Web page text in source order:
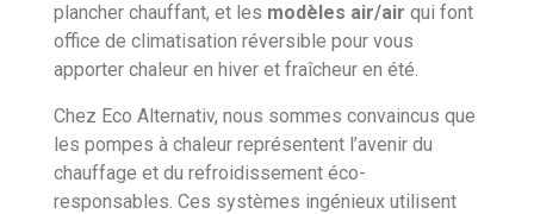
plancher chauffant, et les modèles air/air qui font
office de climatisation réversible pour vous
apporter chaleur en hiver et fraîcheur en été.
Chez Eco Alternativ, nous sommes convaincus que
les pompes à chaleur représentent l’avenir du
chauffage et du refroidissement éco-
responsables. Ces systèmes ingénieux utilisent